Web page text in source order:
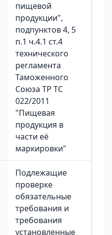
пищевой
продукции",
подпунктов 4, 5
п.1 ч.4.1 ст.4
технического
регламента
Таможенного
Союза ТР ТС
022/2011
"Пищевая
продукция в
части её
маркировки"
Подлежащие
проверке
обязательные
требования и
требования
установленные